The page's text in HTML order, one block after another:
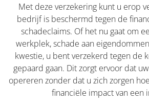
Met deze verzekering kunt u erop
bedrijf is beschermd tegen de
schadeclaims. Of het nu gaat om
werkplek, schade aan
kwestie, u bent verzekerd tegen de
gepaard gaan. Dit zorgt ervoor dat
opereren zonder dat u zich zorgen
financiële impact van een